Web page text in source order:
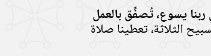
يسوع، تُصفِّق بالعمل
الثلاثة، تعطينا صلاة